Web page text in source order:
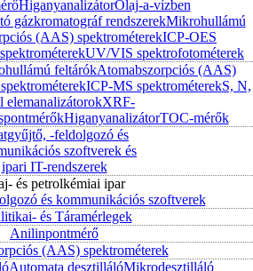
HiganyanalizátorOlaj-a-vízben
gázkromatográf rendszerekMikrohullámú
(AAS) spektrométerekICP-OES
UV/VIS spektrofotométerek
feltárókAtomabszorpciós (AAS)
ICP-MS spektrométerekS, N,
elemanalizátorokXRF-
HiganyanalizátorTOC-mérők
-feldolgozó és
szoftverek és
ipari IT-rendszerek
és petrolkémiai ipar
és kommunikációs szoftverek
és Táramérlegek
Anilinpontmérő
(AAS) spektrométerek
Automata desztillálóMikrodesztilláló